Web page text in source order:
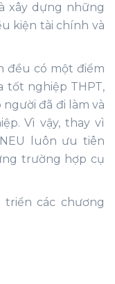
xây dựng những
kiện tài chính và
đều có một điểm
tốt nghiệp THPT,
đã đi làm và
Vì vậy, thay vì
luôn ưu tiên
trường hợp cụ
triển các chương